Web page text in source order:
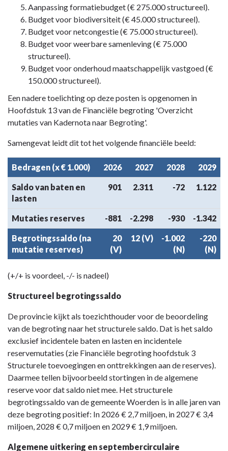
Aanpassing formatiebudget (€ 275.000 structureel).
Budget voor biodiversiteit (€ 45.000 structureel).
Budget voor netcongestie (€ 75.000 structureel).
Budget voor weerbare samenleving (€ 75.000
structureel).
Budget voor onderhoud maatschappelijk vastgoed (€
150.000 structureel).
Een nadere toelichting op deze posten is opgenomen in
Hoofdstuk 13 van de Financiële begroting 'Overzicht
mutaties van Kadernota naar Begroting'.
Samengevat leidt dit tot het volgende financiële beeld:
Bedragen (x € 1.000) 2026 2027 2028 2029
Saldo van baten en
lasten
901 2.311 -72 1.122
Mutaties reserves -881 -2.298 -930 -1.342
Begrotingssaldo (na
mutatie reserves)
20
(V)
12 (V)
-1.002
(N)
-220
(N)
(+/+ is voordeel, -/- is nadeel)
Structureel begrotingssaldo
De provincie kijkt als toezichthouder voor de beoordeling
van de begroting naar het structurele saldo. Dat is het saldo
exclusief incidentele baten en lasten en incidentele
reservemutaties (zie Financiële begroting hoofdstuk 3
Structurele toevoegingen en onttrekkingen aan de reserves).
Daarmee tellen bijvoorbeeld stortingen in de algemene
reserve voor dat saldo niet mee. Het structurele
begrotingssaldo van de gemeente Woerden is in alle jaren van
deze begroting positief: In 2026 € 2,7 miljoen, in 2027 € 3,4
miljoen, 2028 € 0,7 miljoen en 2029 € 1,9 miljoen.
Algemene uitkering en septembercirculaire